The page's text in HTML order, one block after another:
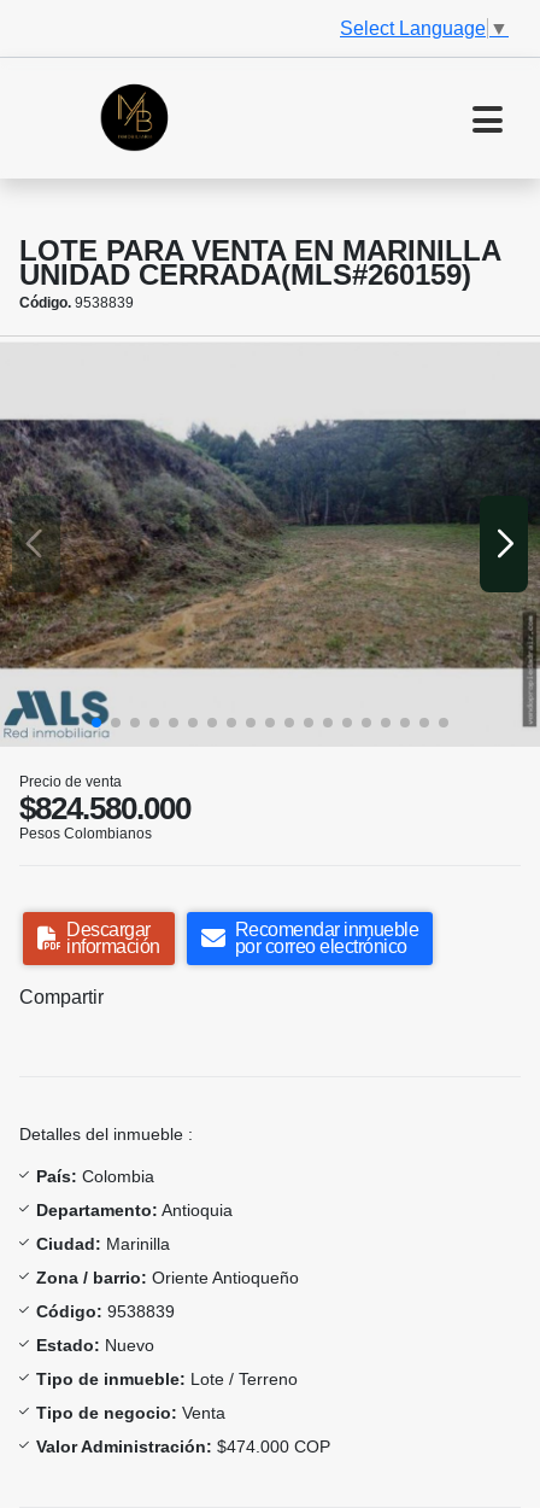
Select Language ▼
LOTE PARA VENTA EN MARINILLA
UNIDAD CERRADA(MLS#260159)
Código. 9538839
Precio de venta
$824.580.000
Pesos Colombianos
Descargar
información
Recomendar inmueble
por correo electrónico
Compartir
Detalles del inmueble :
País: Colombia
Departamento: Antioquia
Ciudad: Marinilla
Zona / barrio: Oriente Antioqueño
Código: 9538839
Estado: Nuevo
Tipo de inmueble: Lote / Terreno
Tipo de negocio: Venta
Valor Administración: $474.000 COP